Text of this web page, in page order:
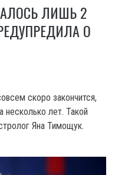
ЛИШЬ 2
О
скоро закончится,
несколько лет. Такой
Яна Тимощук.